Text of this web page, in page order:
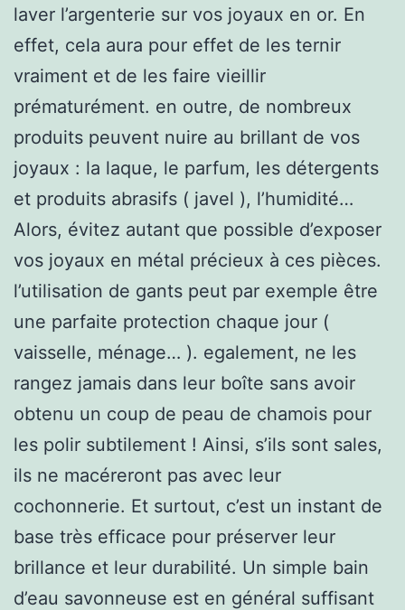
laver l’argenterie sur vos joyaux en or. En
effet, cela aura pour effet de les ternir
vraiment et de les faire vieillir
prématurément. en outre, de nombreux
produits peuvent nuire au brillant de vos
joyaux : la laque, le parfum, les détergents
et produits abrasifs ( javel ), l’humidité…
Alors, évitez autant que possible d’exposer
vos joyaux en métal précieux à ces pièces.
l’utilisation de gants peut par exemple être
une parfaite protection chaque jour (
vaisselle, ménage… ). egalement, ne les
rangez jamais dans leur boîte sans avoir
obtenu un coup de peau de chamois pour
les polir subtilement ! Ainsi, s’ils sont sales,
ils ne macéreront pas avec leur
cochonnerie. Et surtout, c’est un instant de
base très efficace pour préserver leur
brillance et leur durabilité. Un simple bain
d’eau savonneuse est en général suffisant